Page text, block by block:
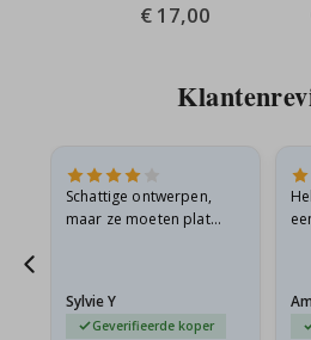
Special
Price
€ 17,00
Schattige ontwerpen,
maar ze moeten plat
beetje…
Sylvie Y
Geverifieerde koper